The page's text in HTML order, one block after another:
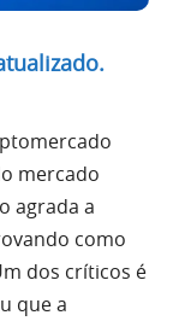
mercado
agrada a
como
dos críticos é
que a